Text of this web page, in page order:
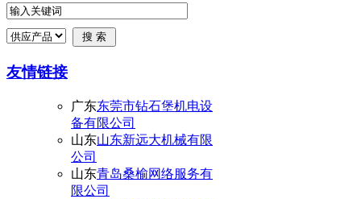
友情链接
广东东莞市钻石堡机电设
备有限公司
山东山东新远大机械有限
公司
山东青岛桑榆网络服务有
限公司